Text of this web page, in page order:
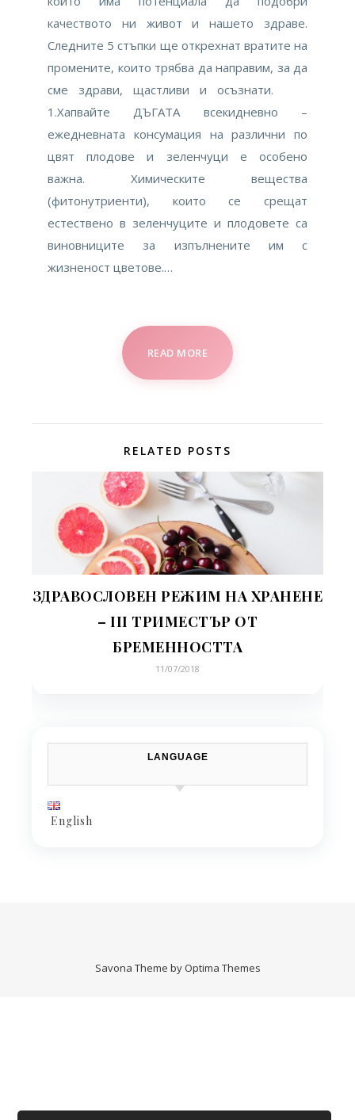
качеството ни живот и нашето здраве.
Следните 5 стъпки ще открехнат вратите на
промените, които трябва да направим, за да
сме здрави, щастливи и осъзнати.
1.Хапвайте ДЪГАТА всекидневно –
ежедневната консумация на различни по
цвят плодове и зеленчуци е особено
важна. Химическите вещества
(фитонутриенти), които се срещат
естествено в зеленчуците и плодовете са
виновниците за изпълнените им с
жизненост цветове.…
READ MORE
RELATED POSTS
ЗДРАВОСЛОВЕН РЕЖИМ НА ХРАНЕНЕ
– III ТРИМЕСТЪР ОТ
БРЕМЕННОСТТА
11/07/2018
LANGUAGE
English
Savona Theme by Optima Themes